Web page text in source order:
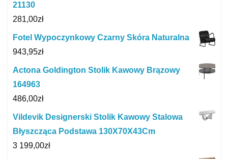
21130
281,00zł
Fotel Wypoczynkowy Czarny Skóra Naturalna
943,95zł
Actona Goldington Stolik Kawowy Brązowy
164963
486,00zł
Vildevik Designerski Stolik Kawowy Stalowa
Błyszcząca Podstawa 130X70X43Cm
3 199,00zł